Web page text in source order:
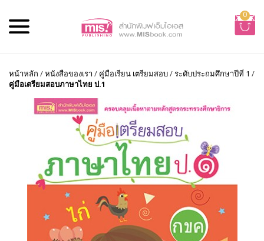
0
หน้าหลัก /หนังสือของเรา / คู่มือเรียน เตรียมสอบ/ระดับประถมศึกษาปีที่ 1 /
คู่มือเตรียมสอบภาษาไทย ป.1